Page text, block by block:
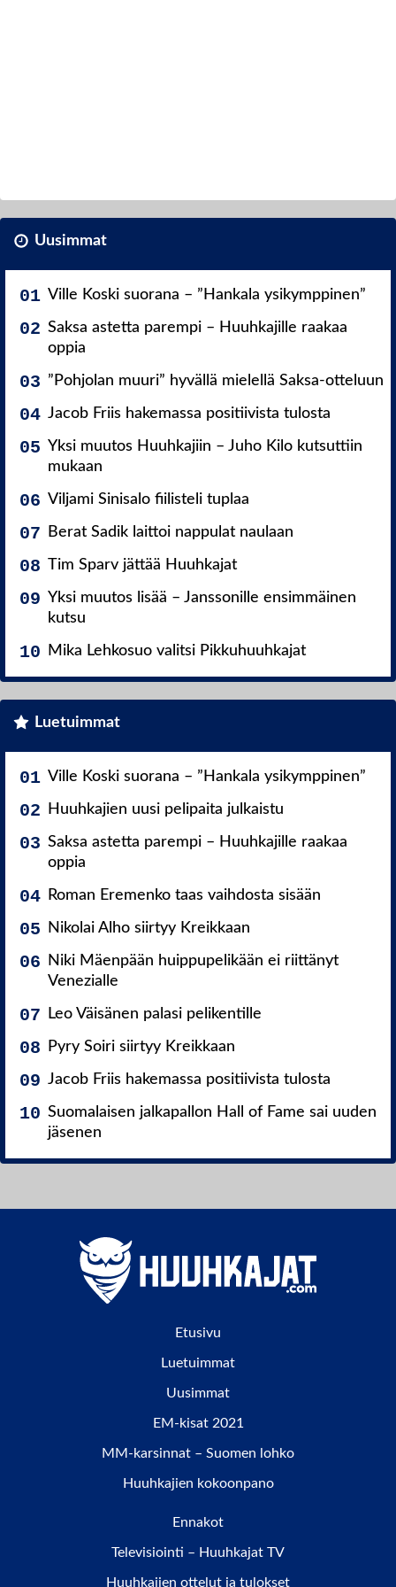
Uusimmat
Ville Koski suorana – ”Hankala ysikymppinen”
Saksa astetta parempi – Huuhkajille raakaa
oppia
”Pohjolan muuri” hyvällä mielellä Saksa-otteluun
Jacob Friis hakemassa positiivista tulosta
Yksi muutos Huuhkajiin – Juho Kilo kutsuttiin
mukaan
Viljami Sinisalo fiilisteli tuplaa
Berat Sadik laittoi nappulat naulaan
Tim Sparv jättää Huuhkajat
Yksi muutos lisää – Janssonille ensimmäinen
kutsu
Mika Lehkosuo valitsi Pikkuhuuhkajat
Luetuimmat
Ville Koski suorana – ”Hankala ysikymppinen”
Huuhkajien uusi pelipaita julkaistu
Saksa astetta parempi – Huuhkajille raakaa
oppia
Roman Eremenko taas vaihdosta sisään
Nikolai Alho siirtyy Kreikkaan
Niki Mäenpään huippupelikään ei riittänyt
Venezialle
Leo Väisänen palasi pelikentille
Pyry Soiri siirtyy Kreikkaan
Jacob Friis hakemassa positiivista tulosta
Suomalaisen jalkapallon Hall of Fame sai uuden
jäsenen
Etusivu
Luetuimmat
Uusimmat
EM-kisat 2021
MM-karsinnat – Suomen lohko
Huuhkajien kokoonpano
Ennakot
Televisiointi – Huuhkajat TV
Huuhkajien ottelut ja tulokset